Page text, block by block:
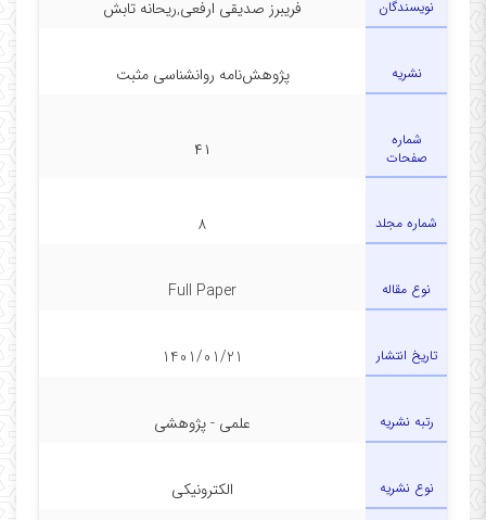
نویسندگان فریبرز صدیقی ارفعی,ریحانه تابش
نشریه پژوهش‌نامه روانشناسی مثبت
شماره
صفحات
۴۱
شماره مجلد ۸
نوع مقاله Full Paper
تاریخ انتشار 1401/01/21
رتبه نشریه علمی - پژوهشی
نوع نشریه الکترونیکی